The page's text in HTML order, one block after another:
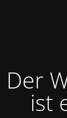
Der
ist